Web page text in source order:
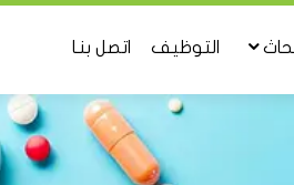
التوظيف اتصل بنـا